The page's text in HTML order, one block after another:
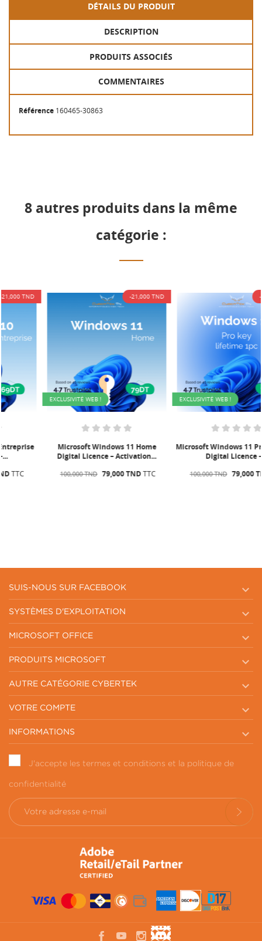
DÉTAILS DU PRODUIT
DESCRIPTION
PRODUITS ASSOCIÉS
COMMENTAIRES
Référence 160465-30863
8 autres produits dans la même
catégorie :
-21,000 TND
EXCLUSIVITÉ WEB !
Microsoft Windows 11 Home
Digital Licence – Activation...
100,000 TND 79,000 TND TTC
-21,000 TND
EXCLUSIVITÉ WEB !
Microsoft Windows 11 Professional
Digital Licence –...
100,000 TND 79,000 TND TTC
SUIS-NOUS SUR FACEBOOK 
SYSTÈMES D'EXPLOITATION 
MICROSOFT OFFICE 
PRODUITS MICROSOFT 
AUTRE CATÉGORIE CYBERTEK 
VOTRE COMPTE 
INFORMATIONS 
J'accepte les termes et conditions et la politique de
confidentialité